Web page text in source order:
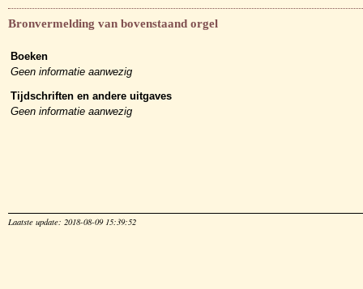
Bronvermelding van bovenstaand orgel
Boeken
Geen informatie aanwezig
Tijdschriften en andere uitgaves
Geen informatie aanwezig
Laatste update: 2018-08-09 15:39:52